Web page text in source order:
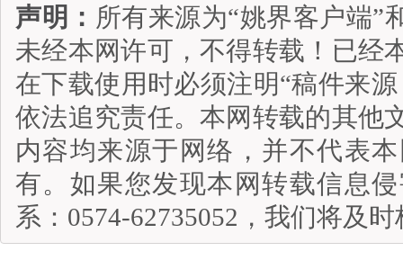
声明： 所有来源为“姚界客户端”
未经本网许可，不得转载！已经
在下载使用时必须注明“稿件来
依法追究责任。本网转载的其他
内容均来源于网络，并不代表
有。如果您发现本网转载信息
系：0574-62735052，我们将及